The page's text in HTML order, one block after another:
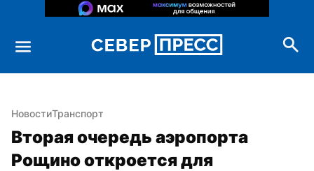
НовостиТранспорт
Вторая очередь аэропорта
Рощино откроется для